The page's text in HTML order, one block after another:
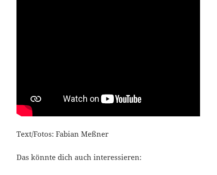
Text/Fotos: Fabian Meßner
Das könnte dich auch interessieren: